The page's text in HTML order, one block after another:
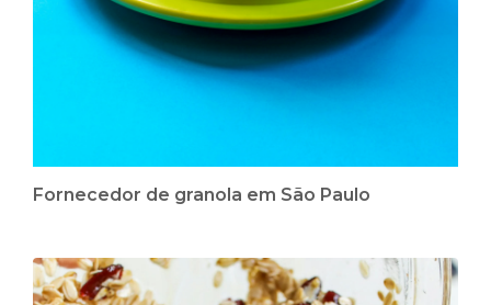
Fornecedor de granola em São Paulo